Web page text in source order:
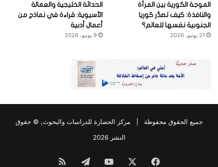
الموجة الكورية بين المرآة
والنافذة: كيف تصدِّر كوريا
الجنوبية نفسها للعالم؟
21 يونيو، 2026
الحداثة الخليجية والعمالة
الآسيوية: قراءة في نماذج من
أعمال أدبية
9 يونيو، 2026
جميع الحقوق محفوظة | مركز الحضارة للدراسات والبحوث, © حقوق
النشر 2026
فيسبوك ‫YouTubeتيلقرام